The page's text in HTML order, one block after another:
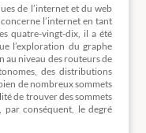
de l’internet et du web
l’internet en tant
quatre-vingt-dix, il a été
l’exploration du graphe
au niveau des routeurs de
des distributions
de nombreux sommets
de trouver des sommets
par conséquent, le degré